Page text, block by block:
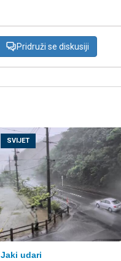
Pridruži se diskusiji
SVIJET
Jaki udari